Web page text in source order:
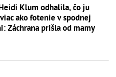
Klum odhalila, čo ju
ako fotenie v spodnej
Záchrana prišla od mamy